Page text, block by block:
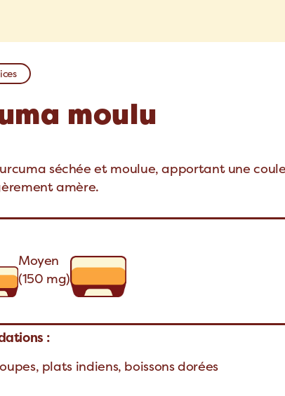
moulu
séchée et moulue, apportant une
amère.
Moyen
(150 mg)
:
plats indiens, boissons dorées